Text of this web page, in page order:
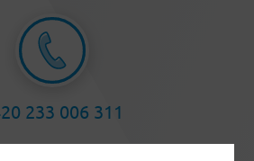
233 006 311